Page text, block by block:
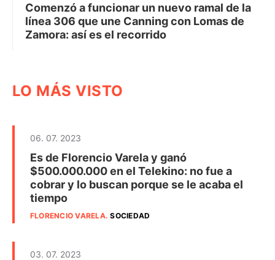
Comenzó a funcionar un nuevo ramal de la
línea 306 que une Canning con Lomas de
Zamora: así es el recorrido
LO MÁS VISTO
06. 07. 2023
Es de Florencio Varela y ganó
$500.000.000 en el Telekino: no fue a
cobrar y lo buscan porque se le acaba el
tiempo
FLORENCIO VARELA.SOCIEDAD
03. 07. 2023